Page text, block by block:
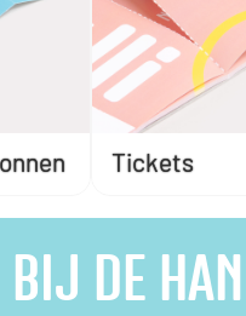
Tickets
BIJ DE